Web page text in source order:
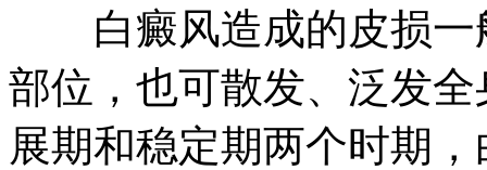
白癜风造成的皮损一
部位，也可散发、泛发
展期和稳定期两个时期